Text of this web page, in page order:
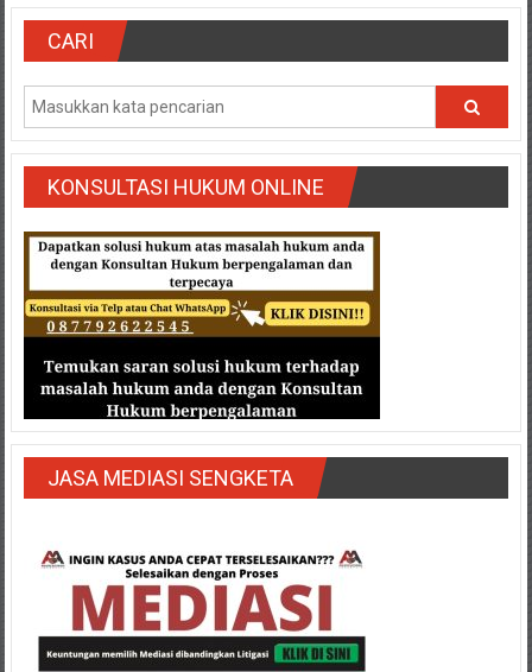
Yogyakarta/Jogja/
kalten/Solo/
Purwakarta,
Sukoharjo/
Semarang/
Batang/Brebes/
Purworejo,
Kebumen/Magelang/Temanggung/Mungkid/Demak/
Batu/
Blitar/Surabaya/Palembang/
Bekasi/Jakarta
selatan/
Jakarta
Utara/
Jakarta
Pusat/
Karawang/
Lampung
Timur/Lampung/
Bengkulu/
CARI
KONSULTASI HUKUM ONLINE
JASA MEDIASI SENGKETA